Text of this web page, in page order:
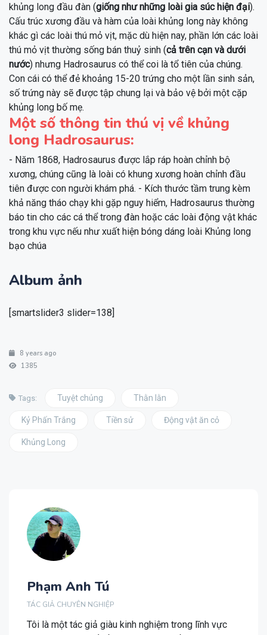
khủng long đầu đàn (giống như những loài gia súc hiện đại).
Cấu trúc xương đầu và hàm của loài khủng long này không
khác gì các loài thú mỏ vịt, mặc dù hiện nay, phần lớn các loài
thú mỏ vịt thường sống bán thuỷ sinh (cả trên cạn và dưới
nước) nhưng Hadrosaurus có thể coi là tổ tiên của chúng.
Con cái có thể đẻ khoảng 15-20 trứng cho một lần sinh sản,
số trứng này sẽ được tập chung lại và bảo vệ bởi một cặp
khủng long bố mẹ.
Một số thông tin thú vị về khủng
long Hadrosaurus:
- Năm 1868, Hadrosaurus được lắp ráp hoàn chỉnh bộ
xương, chúng cũng là loài có khung xương hoàn chỉnh đầu
tiên được con người khám phá. - Kích thước tầm trung kèm
khả năng tháo chạy khi gặp nguy hiểm, Hadrosaurus thường
báo tin cho các cá thể trong đàn hoặc các loài động vật khác
trong khu vực nếu như xuất hiện bóng dáng loài Khủng long
bạo chúa
Album ảnh
[smartslider3 slider=138]
8 years ago
1385
Tags: Tuyệt chủng Thằn lằn
Kỷ Phấn Trắng Tiền sử Động vật ăn cỏ
Khủng Long
Phạm Anh Tú
TÁC GIẢ CHUYÊN NGHIỆP
Tôi là một tác giả giàu kinh nghiệm trong lĩnh vực